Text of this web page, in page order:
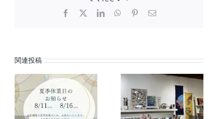
Facebook LinkedInWhatsApp
Pinterest
電
関連投稿